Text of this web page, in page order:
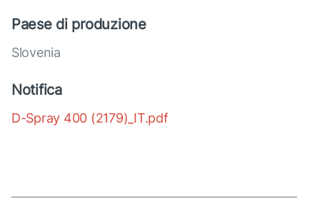
Paese di produzione
Slovenia
Notifica
D-Spray 400 (2179)_IT.pdf